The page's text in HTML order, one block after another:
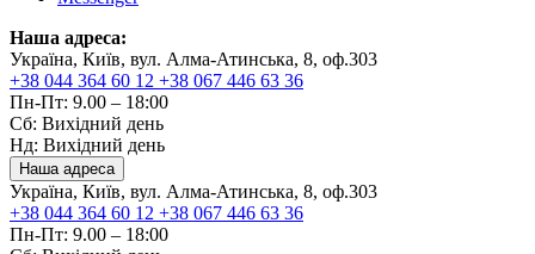
Наша адреса:
Україна, Київ, вул. Алма-Атинська, 8, оф.303
+38 044 364 60 12 +38 067 446 63 36
Пн-Пт: 9.00 – 18:00
Сб: Вихідний день
Нд: Вихідний день
Наша адреса
Україна, Київ, вул. Алма-Атинська, 8, оф.303
+38 044 364 60 12 +38 067 446 63 36
Пн-Пт: 9.00 – 18:00